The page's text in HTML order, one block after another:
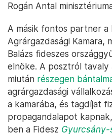
Rogán Antal
A másik fontos partner a
Agrárgazdasági Kamara,
Balázs fideszes
elnöke. A posztról
miután részegen
agrárgazdasági
a kamarába, és tagdíjat
propagandalapot
ben a Fidesz